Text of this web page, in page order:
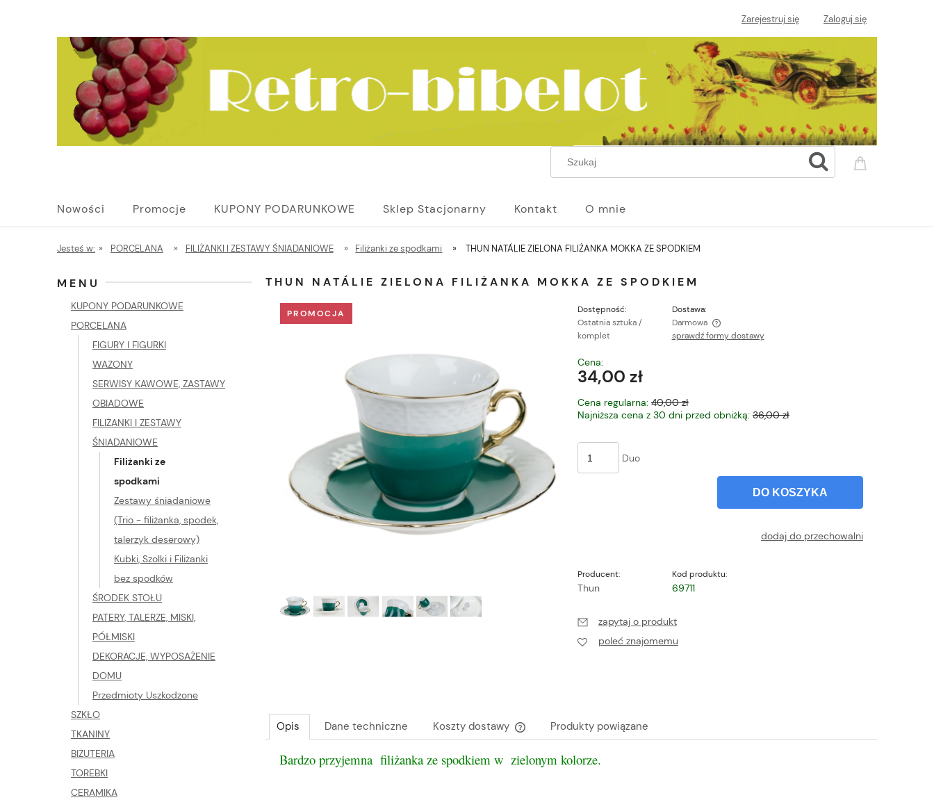
Zarejestruj się Zaloguj się
Nowości Promocje KUPONY PODARUNKOWE Sklep Stacjonarny Kontakt O mnie
Jesteś w: » PORCELANA » FILIŻANKI I ZESTAWY ŚNIADANIOWE » Filiżanki ze spodkami » THUN NATÁLIE ZIELONA FILIŻANKA MOKKA ZE SPODKIEM
MENU
KUPONY PODARUNKOWE
PORCELANA
FIGURY I FIGURKI
WAZONY
SERWISY KAWOWE, ZASTAWY
OBIADOWE
FILIŻANKI I ZESTAWY
ŚNIADANIOWE
Filiżanki ze
spodkami
Zestawy śniadaniowe
(Trio - filiżanka, spodek,
talerzyk deserowy)
Kubki, Szolki i Filiżanki
bez spodków
ŚRODEK STOŁU
PATERY, TALERZE, MISKI,
PÓŁMISKI
DEKORACJE, WYPOSAŻENIE
DOMU
Przedmioty Uszkodzone
SZKŁO
TKANINY
BIŻUTERIA
TOREBKI
CERAMIKA
THUN NATÁLIE ZIELONA FILIŻANKA MOKKA ZE SPODKIEM
PROMOCJA
Dostępność:
Ostatnia sztuka /
komplet
Dostawa:
Darmowa
sprawdź formy dostawy
Cena:
34,00 zł
Cena regularna: 40,00 zł
Najniższa cena z 30 dni przed obniżką: 36,00 zł
Duo
DO KOSZYKA
dodaj do przechowalni
Producent:
Thun
Kod produktu:
69711
zapytaj o produkt
poleć znajomemu
Opis Dane techniczne Koszty dostawy
Cena nie zawiera ewentualnych kosztów
Produkty powiązane
Bardzo przyjemna filiżanka ze spodkiem w zielonym kolorze.